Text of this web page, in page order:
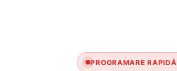
PROGRAMARE RAPIDĂ